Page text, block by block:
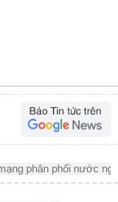
phân phối nước